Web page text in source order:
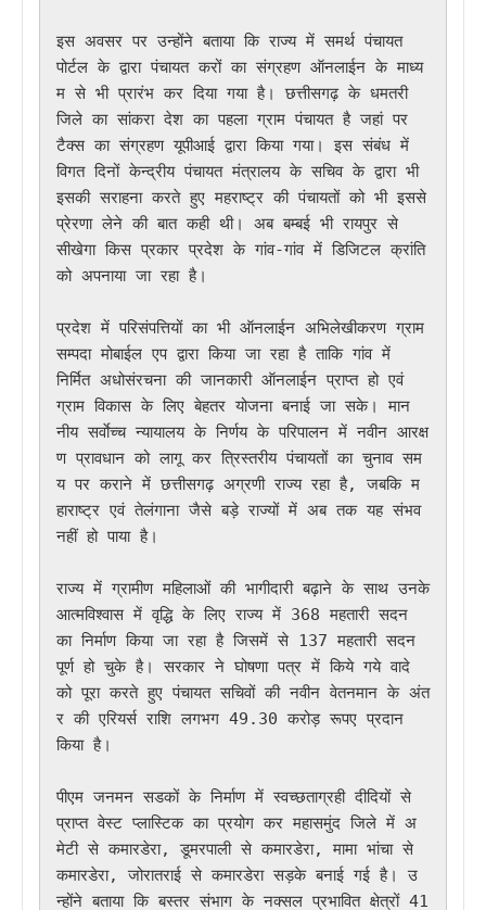
इस अवसर पर उन्होंने बताया कि राज्य में समर्थ पंचायत
पोर्टल के द्वारा पंचायत करों का संग्रहण ऑनलाईन के माध्य
म से भी प्रारंभ कर दिया गया है। छत्तीसगढ़ के धमतरी
जिले का सांकरा देश का पहला ग्राम पंचायत है जहां पर
टैक्स का संग्रहण यूपीआई द्वारा किया गया। इस संबंध में
विगत दिनों केन्द्रीय पंचायत मंत्रालय के सचिव के द्वारा भी
इसकी सराहना करते हुए महराष्ट्र की पंचायतों को भी इससे
प्रेरणा लेने की बात कही थी। अब बम्बई भी रायपुर से
सीखेगा किस प्रकार प्रदेश के गांव-गांव में डिजिटल क्रांति
को अपनाया जा रहा है।
प्रदेश में परिसंपत्तियों का भी ऑनलाईन अभिलेखीकरण ग्राम
सम्पदा मोबाईल एप द्वारा किया जा रहा है ताकि गांव में
निर्मित अधोसंरचना की जानकारी ऑनलाईन प्राप्त हो एवं
ग्राम विकास के लिए बेहतर योजना बनाई जा सके। मान
नीय सर्वाेच्च न्यायालय के निर्णय के परिपालन में नवीन आरक्ष
ण प्रावधान को लागू कर त्रिस्तरीय पंचायतों का चुनाव सम
य पर कराने में छत्तीसगढ़ अग्रणी राज्य रहा है, जबकि म
हाराष्ट्र एवं तेलंगाना जैसे बड़े राज्यों में अब तक यह संभव
नहीं हो पाया है।
राज्य में ग्रामीण महिलाओं की भागीदारी बढ़ाने के साथ उनके
आत्मविश्वास में वृद्धि के लिए राज्य में 368 महतारी सदन
का निर्माण किया जा रहा है जिसमें से 137 महतारी सदन
पूर्ण हो चुके है। सरकार ने घोषणा पत्र में किये गये वादे
को पूरा करते हुए पंचायत सचिवों की नवीन वेतनमान के अंत
र की एरियर्स राशि लगभग 49.30 करोड़ रूपए प्रदान
किया है।
पीएम जनमन सडकों के निर्माण में स्वच्छताग्रही दीदियों से
प्राप्त वेस्ट प्लास्टिक का प्रयोग कर महासमुंद जिले में अ
मेटी से कमारडेरा, डूमरपाली से कमारडेरा, मामा भांचा से
कमारडेरा, जोरातराई से कमारडेरा सड़के बनाई गई है। उ
न्होंने बताया कि बस्तर संभाग के नक्सल प्रभावित क्षेत्रों 41